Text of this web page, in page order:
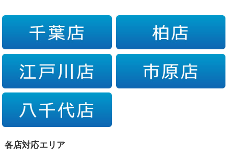
各店対応エリア